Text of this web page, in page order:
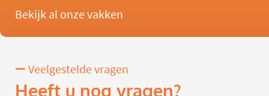
Bekijk al onze vakken
Veelgestelde vragen
Heeft u nog vragen?